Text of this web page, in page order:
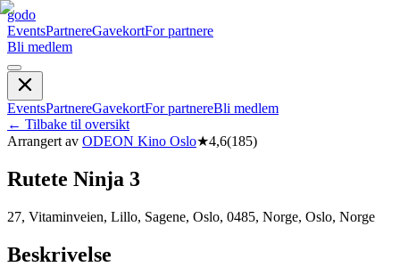
godo
EventsPartnereGavekortFor partnere
Bli medlem
EventsPartnereGavekortFor partnereBli medlem
← Tilbake til oversikt
Arrangert av ODEON Kino Oslo★4,6(185)
Rutete Ninja 3
27, Vitaminveien, Lillo, Sagene, Oslo, 0485, Norge, Oslo, Norge
Beskrivelse